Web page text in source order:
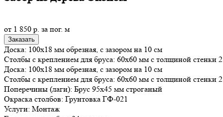
от 1 850 р. за пог. м
Заказать
Доска: 100х18 мм обрезная, с зазором на 10 см
Столбы с креплением для бруса: 60х60 мм с толщиной стенки
Доска: 100х18 мм обрезная, с зазором на 10 см
Столбы с креплением для бруса: 60х60 мм с толщиной стенки
Поперечины (лаги): Брус 95х45 мм строганый
Окраска столбов: Грунтовка ГФ-021
Услуги: Монтаж